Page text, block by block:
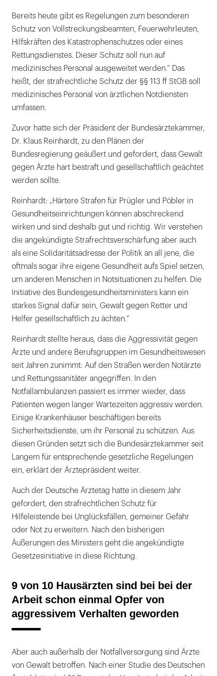
Bereits heute gibt es Regelungen zum besonderen
Schutz von Vollstreckungsbeamten, Feuerwehrleuten,
Hilfskräften des Katastrophenschutzes oder eines
Rettungsdienstes. Dieser Schutz soll nun auf
medizinisches Personal ausgeweitet werden.“ Das
heißt, der strafrechtliche Schutz der §§ 113 ff StGB soll
medizinisches Personal von ärztlichen Notdiensten
umfassen.
Zuvor hatte sich der Präsident der Bundesärztekammer,
Dr. Klaus Reinhardt, zu den Plänen der
Bundesregierung geäußert und gefordert, dass Gewalt
gegen Ärzte hart bestraft und gesellschaftlich geächtet
werden sollte.
Reinhardt: „Härtere Strafen für Prügler und Pöbler in
Gesundheitseinrichtungen können abschreckend
wirken und sind deshalb gut und richtig. Wir verstehen
die angekündigte Strafrechtsverschärfung aber auch
als eine Solidaritätsadresse der Politik an all jene, die
oftmals sogar ihre eigene Gesundheit aufs Spiel setzen,
um anderen Menschen in Notsituationen zu helfen. Die
Initiative des Bundesgesundheitsministers kann ein
starkes Signal dafür sein, Gewalt gegen Retter und
Helfer gesellschaftlich zu ächten.“
Reinhardt stellte heraus, dass die Aggressivität gegen
Ärzte und andere Berufsgruppen im Gesundheitswesen
seit Jahren zunimmt: Auf den Straßen werden Notärzte
und Rettungssanitäter angegriffen. In den
Notfallambulanzen passiert es immer wieder, dass
Patienten wegen langer Wartezeiten aggressiv werden.
Einige Krankenhäuser beschäftigen bereits
Sicherheitsdienste, um ihr Personal zu schützen. Aus
diesen Gründen setzt sich die Bundesärztekammer seit
Langem für entsprechende gesetzliche Regelungen
ein, erklärt der Ärztepräsident weiter.
Auch der Deutsche Ärztetag hatte in diesem Jahr
gefordert, den strafrechtlichen Schutz für
Hilfeleistende bei Unglücksfällen, gemeiner Gefahr
oder Not zu erweitern. Nach den bisherigen
Äußerungen des Ministers geht die angekündigte
Gesetzesinitiative in diese Richtung.
9 von 10 Hausärzten sind bei bei der
Arbeit schon einmal Opfer von
aggressivem Verhalten geworden
Aber auch außerhalb der Notfallversorgung sind Ärzte
von Gewalt betroffen. Nach einer Studie des Deutschen